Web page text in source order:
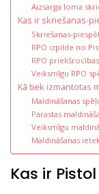
Aizsarga loma
Kas ir skriešanas-
Skriešanas-
RPO izpilde no
RPO
Veiksmīgu RPO
Kā tiek izmantotas
Maldināšanas
Parastas
Veiksmīgu
Maldināšanas
Kas ir